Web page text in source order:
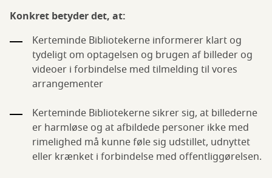
Konkret betyder det, at:
Kerteminde Bibliotekerne informerer klart og
tydeligt om optagelsen og brugen af billeder og
videoer i forbindelse med tilmelding til vores
arrangementer
Kerteminde Bibliotekerne sikrer sig, at billederne
er harmløse og at afbildede personer ikke med
rimelighed må kunne føle sig udstillet, udnyttet
eller krænket i forbindelse med offentliggørelsen.